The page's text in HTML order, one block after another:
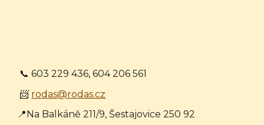
📞 603 229 436, 604 206 561
📨 rodas@rodas.cz
📍Na Balkáně 211/9, Šestajovice 250 92